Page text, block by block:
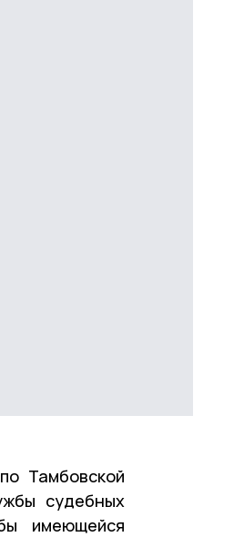
Тамбовской
судебных
имеющейся